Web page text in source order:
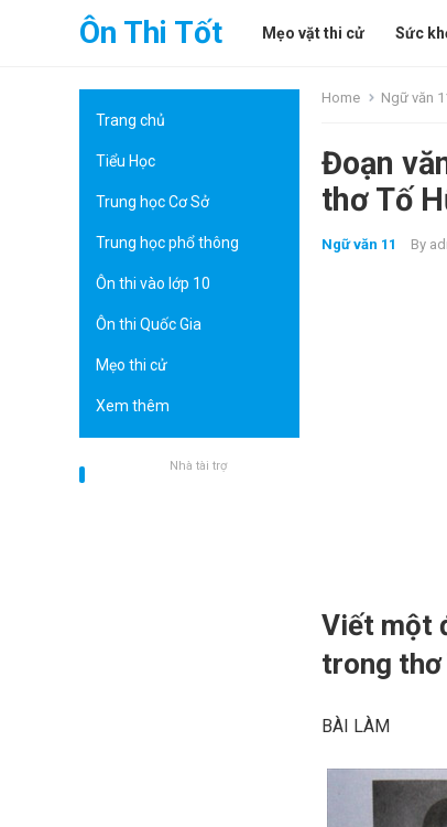
Ôn Thi Tốt Mẹo vặt thi cử Sức
Trang chủ
Tiểu Học
Trung học Cơ Sở
Trung học phổ thông
Ôn thi vào lớp 10
Ôn thi Quốc Gia
Mẹo thi cử
Xem thêm
Nhà tài trợ
Home Ngữ văn
Đoạn
thơ Tố
Ngữ văn 11 By
Viết một
trong thơ
BÀI LÀM